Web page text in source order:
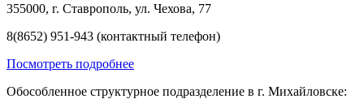
355000, г. Ставрополь, ул. Чехова, 77
8(8652) 951-943 (контактный телефон)
Посмотреть подробнее
Обособленное структурное подразделение в г. Михайловске: